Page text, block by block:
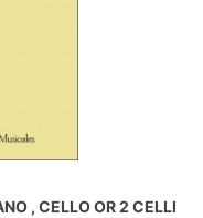
, CELLO OR 2 CELLI